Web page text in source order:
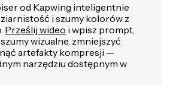
od Kapwing inteligentnie
i szumy kolorów z
Prześlij wideo i wpisz prompt,
wizualne, zmniejszyć
artefakty kompresji —
narzędziu dostępnym w